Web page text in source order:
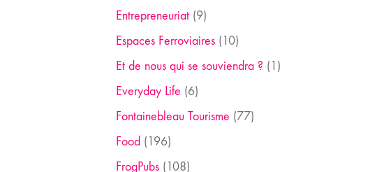
Entrepreneuriat(9)
Espaces Ferroviaires(10)
Et de nous qui se souviendra ? (1)
Everyday Life (6)
Fontainebleau Tourisme (77)
Food (196)
FrogPubs(108)